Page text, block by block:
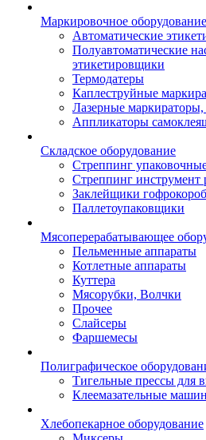
Маркировочное оборудование
Автоматические
Полуавтоматические
этикетировщики
Термодатеры
Каплеструйные
Лазерные маркираторы,
Аппликаторы
Складское оборудование
Стреппинг
Стреппинг инструмент
Заклейщики
Паллетоупаковщики
Мясоперерабатывающее
Пельменные аппараты
Котлетные аппараты
Куттера
Мясорубки, Волчки
Прочее
Слайсеры
Фаршемесы
Полиграфическое
Тигельные прессы для
Клеемазательные
Хлебопекарное оборудование